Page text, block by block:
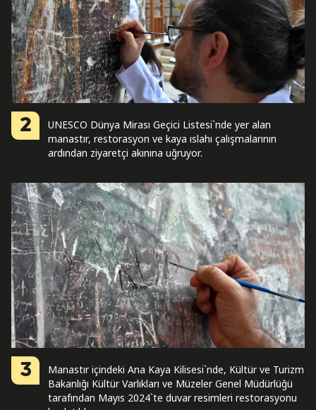
2
UNESCO Dünya Mirası Geçici Listesi`nde yer alan
manastır, restorasyon ve kaya ıslahı çalışmalarının
ardından ziyaretçi akınına uğruyor.
3
Manastır içindeki Ana Kaya Kilisesi`nde, Kültür ve Turizm
Bakanlığı Kültür Varlıkları ve Müzeler Genel Müdürlüğü
tarafından Mayıs 2024`te duvar resimleri restorasyonu